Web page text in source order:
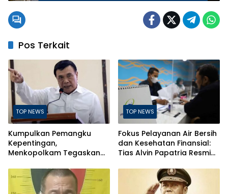
Pos Terkait
TOP NEWS
Kumpulkan Pemangku
Kepentingan,
Menkopolkam Tegaskan
Terkendali
TOP NEWS
Fokus Pelayanan Air Bersih
dan Kesehatan Finansial:
Tias Alvin Papatria Resmi
Minum Surabaya